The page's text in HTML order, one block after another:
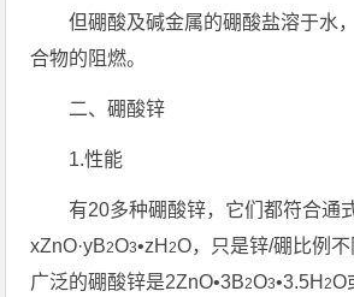
但硼酸及碱金属的硼酸盐溶于水
合物的阻燃。
二、硼酸锌
1.性能
有20多种硼酸锌，它们都符合通
xZnO·yB2O3•zH2O，只是锌/硼比例
广泛的硼酸锌是2ZnO•3B2O3•3.5H2O